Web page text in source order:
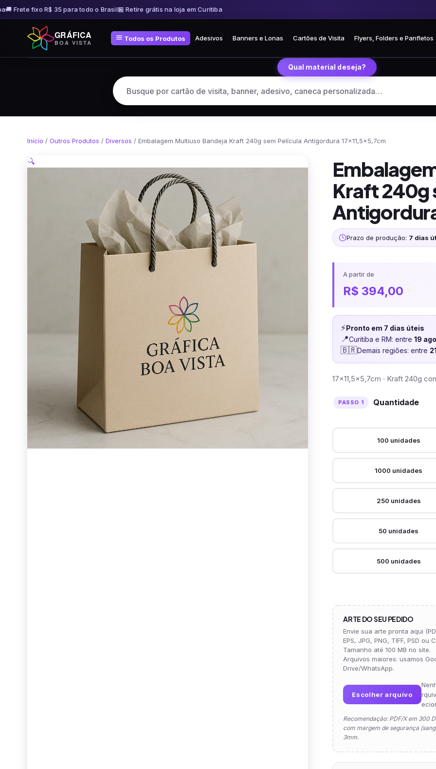
Frete fixo R$ 35 para todo o Brasil🏪 Retire grátis na loja em Curitiba🚚 Frete fixo R$ 35 para todo o Brasil
conteúdo
GRÁFICA
BOA VISTA
Todos os Produtos Adesivos Banners e Lonas Cartões de Visita Flyers, Folders e Panfletos
Qual material deseja?
Início / Outros Produtos / Diversos / Embalagem Multiuso Bandeja Kraft 240g sem Película Antigordura 17×11,5×5,7cm
🔍
Kraft 240g
Prazo de produção: 7 dias
A partir de
R$ 394,00
⚡Pronto em 7 dias úteis
📍Curitiba e RM: entre19 ago
🇧🇷Demais regiões: entre
17×11,5×5,7cm · Kraft 240g
Quantidade
100 unidades
1000 unidades
250 unidades
50 unidades
500 unidades
ARTE DO SEU PEDIDO
Envie sua arte pronta aqui
EPS, JPG, PNG, TIFF, PSD ou
Tamanho até 100 MB no site.
Arquivos maiores: usamos
Drive/WhatsApp.
Escolher arquivo
Recomendação: PDF/X em 300
com margem de segurança
3mm.